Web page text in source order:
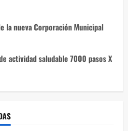
la nueva Corporación Municipal
actividad saludable 7000 pasos X